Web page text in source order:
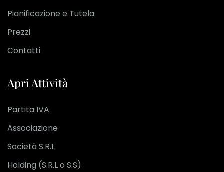
Pianificazione e Tutela
Prezzi
Contatti
Apri Attività
Partita IVA
Associazione
Società S.R.L
Holding (S.R.L o S.S)